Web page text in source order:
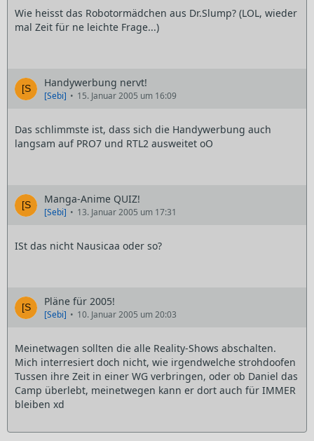
Wie heisst das Robotormädchen aus Dr.Slump? (LOL, wieder
mal Zeit für ne leichte Frage...)
Handywerbung nervt!
[Sebi] 15. Januar 2005 um 16:09
Das schlimmste ist, dass sich die Handywerbung auch
langsam auf PRO7 und RTL2 ausweitet oO
Manga-Anime QUIZ!
[Sebi] 13. Januar 2005 um 17:31
ISt das nicht Nausicaa oder so?
Pläne für 2005!
[Sebi] 10. Januar 2005 um 20:03
Meinetwagen sollten die alle Reality-Shows abschalten.
Mich interresiert doch nicht, wie irgendwelche strohdoofen
Tussen ihre Zeit in einer WG verbringen, oder ob Daniel das
Camp überlebt, meinetwegen kann er dort auch für IMMER
bleiben xd